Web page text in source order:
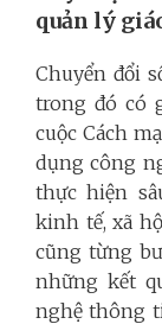
quản lý
Chuyển đổi
trong đó có
cuộc Cách
dụng công
thực hiện
kinh tế, xã
cũng từng
những kết
nghệ thông